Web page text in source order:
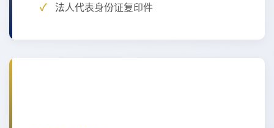
法人代表身份证复印件